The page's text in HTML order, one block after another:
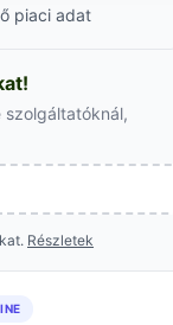
piaci adat
Részletek